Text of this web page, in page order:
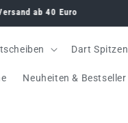
Dart Spitzen
Neuheiten & Bestseller